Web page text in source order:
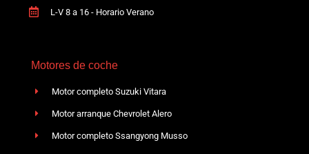
L-V 8 a 16 - Horario Verano
Motores de coche
Motor completo Suzuki Vitara
Motor arranque Chevrolet Alero
Motor completo Ssangyong Musso